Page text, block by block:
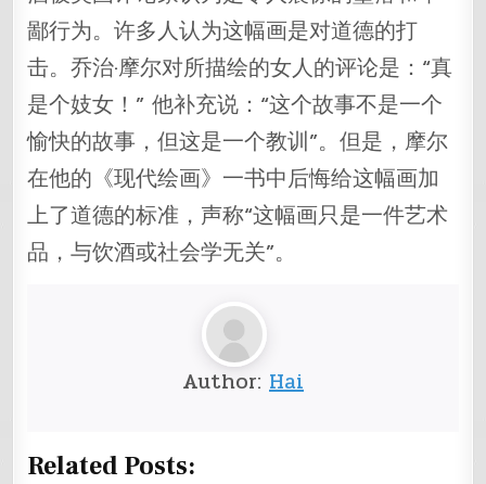
鄙行为。许多人认为这幅画是对道德的打
击。乔治·摩尔对所描绘的女人的评论是：“真
是个妓女！” 他补充说：“这个故事不是一个
愉快的故事，但这是一个教训”。但是，摩尔
在他的《现代绘画》一书中后悔给这幅画加
上了道德的标准，声称“这幅画只是一件艺术
品，与饮酒或社会学无关”。
Author: Hai
Related Posts: